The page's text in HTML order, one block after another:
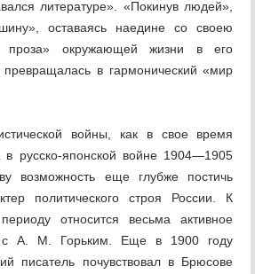
литературе». «Покинув людей»,
оставаясь наедине со своею
проза» окружающей жизни в его
превращалась в гармонический «мир
войны, как в свое время
русско-японской войне 1904—1905
возможность еще глубже постичь
политического строя России. К
относится весьма активное
с А. М. Горьким. Еще в 1900 году
писатель почувствовал в Брюсове